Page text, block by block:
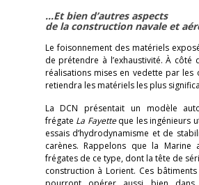
…Et bien d’autres aspects
de la construction navale et
Le foisonnement des matériels
de prétendre à l’exhaustivité. À côté
réalisations mises en vedette par les
retiendra les matériels les plus
La DCN présentait un modèle
frégate La Fayetteque les ingénieurs
essais d’hydrodynamisme et de
carènes. Rappelons que la Marine
frégates de ce type, dont la tête de
construction à Lorient. Ces